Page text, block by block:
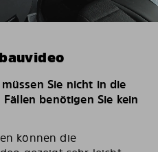
Sie nicht in die
benötigen Sie kein
können die